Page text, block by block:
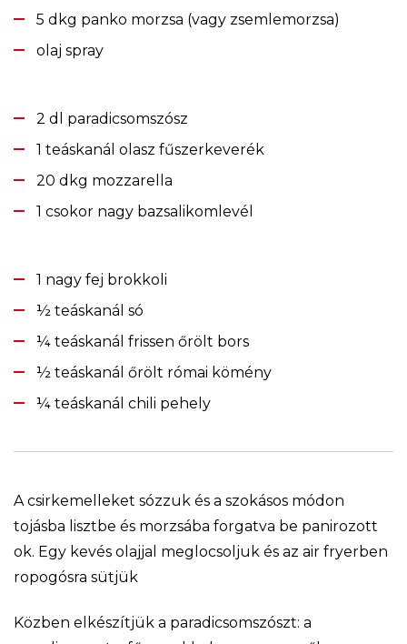
5 dkg panko morzsa (vagy zsemlemorzsa)
olaj spray
2 dl paradicsomszósz
1 teáskanál olasz fűszerkeverék
20 dkg mozzarella
1 csokor nagy bazsalikomlevél
1 nagy fej brokkoli
½ teáskanál só
¼ teáskanál frissen őrölt bors
½ teáskanál őrölt római kömény
¼ teáskanál chili pehely
A csirkemelleket sózzuk és a szokásos módon
tojásba lisztbe és morzsába forgatva be panirozott
ok. Egy kevés olajjal meglocsoljuk és az air fryerben
ropogósra sütjük
Közben elkészítjük a paradicsomszószt: a